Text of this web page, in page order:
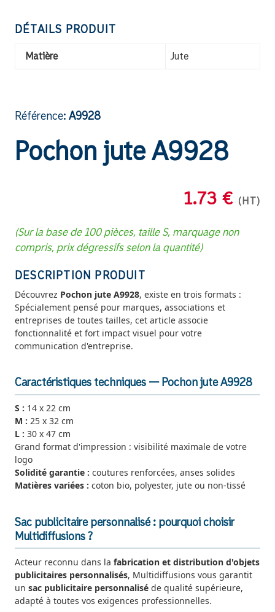
DÉTAILS PRODUIT
Matière Jute
Référence: A9928
Pochon jute A9928
1.73 € (HT)
(Sur la base de 100 pièces, taille S, marquage non
compris, prix dégressifs selon la quantité)
DESCRIPTION PRODUIT
Découvrez Pochon jute A9928, existe en trois formats :
Spécialement pensé pour marques, associations et
entreprises de toutes tailles, cet article associe
fonctionnalité et fort impact visuel pour votre
communication d'entreprise.
Caractéristiques techniques — Pochon jute A9928
S : 14 x 22 cm
M : 25 x 32 cm
L : 30 x 47 cm
Grand format d'impression : visibilité maximale de votre
logo
Solidité garantie : coutures renforcées, anses solides
Matières variées : coton bio, polyester, jute ou non-tissé
Sac publicitaire personnalisé : pourquoi choisir
Multidiffusions ?
Acteur reconnu dans la fabrication et distribution d'objets
publicitaires personnalisés, Multidiffusions vous garantit
un sac publicitaire personnalisé de qualité supérieure,
adapté à toutes vos exigences professionnelles.